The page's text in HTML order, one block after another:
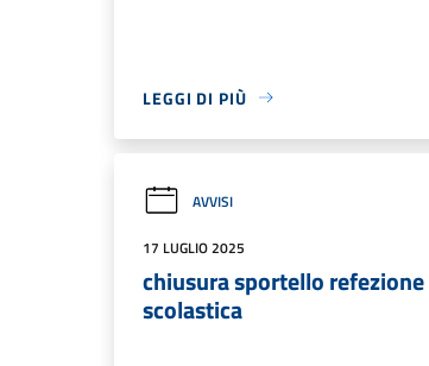
LEGGI DI PIÙ
AVVISI
17 LUGLIO 2025
chiusura sportello refezione
scolastica